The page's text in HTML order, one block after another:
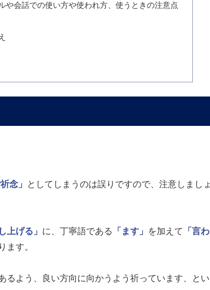
や会話での使い方や使われ方、使うときの注意点
念」
としてしまうのは誤りですので、注意しましょ
上げる」 に、丁寧語である 「ます」 を加えて 「言わ
ます。
るよう、良い方向に向かうよう祈っています、とい